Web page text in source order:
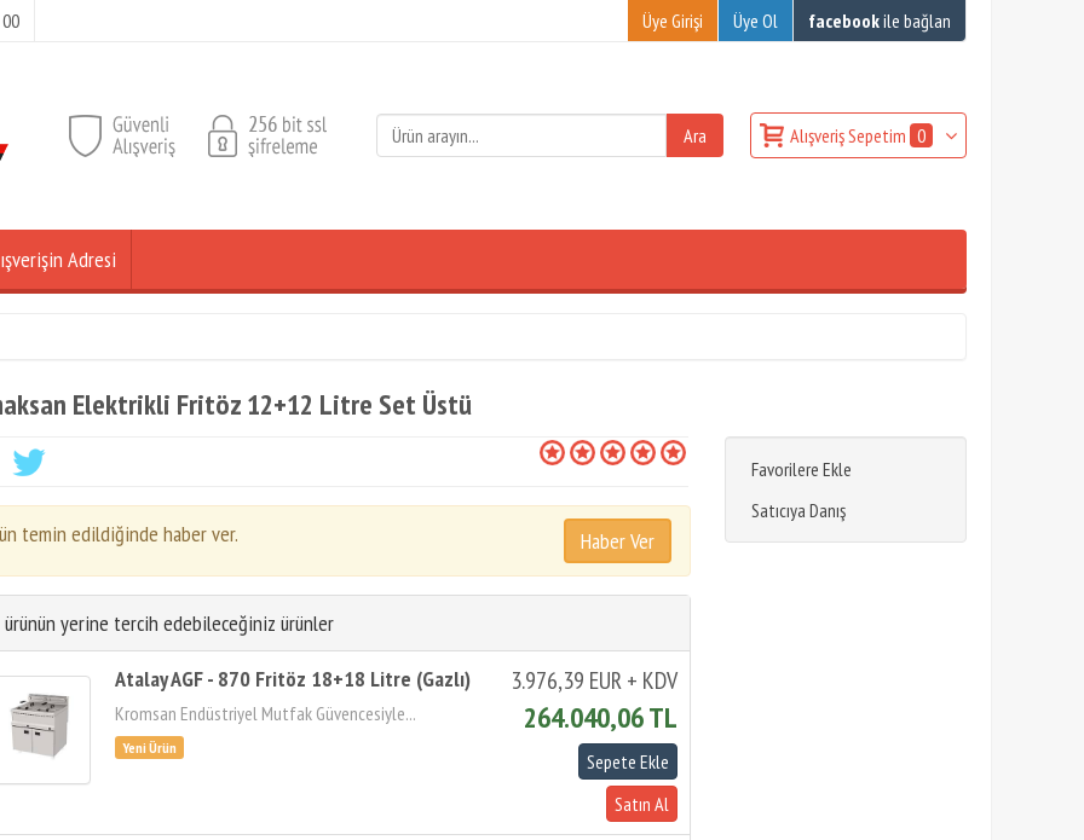
Üye Girişi Üye Ol facebookile bağlan
Alışveriş Sepetim 0
Adresi
Elektrikli Fritöz 12+12 Litre Set Üstü
Favorilere Ekle
Satıcıya Danış
temin edildiğinde haber ver.
ürünün yerine tercih edebileceğiniz ürünler
Atalay AGF - 870 Fritöz 18+18 Litre (Gazlı)
Kromsan Endüstriyel Mutfak Güvencesiyle...
3.976,39 EUR + KDV
264.040,06 TL